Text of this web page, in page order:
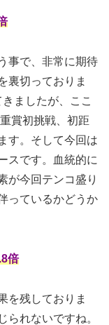
事で、非常に期待
裏切っておりま
ましたが、ここ
賞初挑戦、初距
す。そして今回は
スです。血統的に
が今回テンコ盛り
っているかどうか
倍
を残しておりま
られないですね。